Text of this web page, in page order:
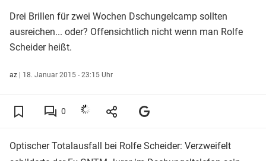
Drei Brillen für zwei Wochen Dschungelcamp sollten
ausreichen... oder? Offensichtlich nicht wenn man Rolfe
Scheider heißt.
az | 18. Januar 2015 - 23:15 Uhr
0
Optischer Totalausfall bei Rolfe Scheider: Verzweifelt